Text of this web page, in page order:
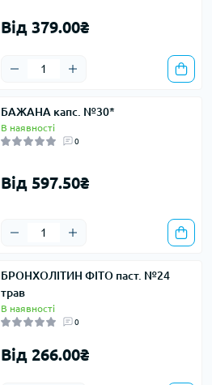
Від 379.00₴
БАЖАНА капс. №30*
В наявності
0
Від 597.50₴
БРОНХОЛІТИН ФІТО паст. №24
трав
В наявності
0
Від 266.00₴